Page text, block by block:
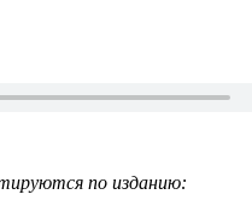
по изданию: